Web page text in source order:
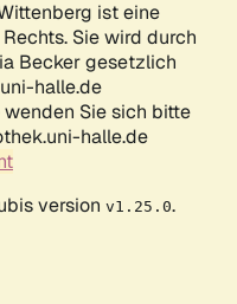
ist eine
Sie wird durch
Becker gesetzlich
halle.de
Sie sich bitte
halle.de
version v1.25.0.